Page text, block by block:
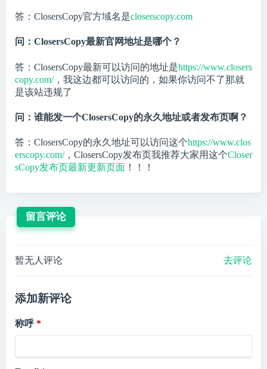
答：ClosersCopy官方域名是closerscopy.com
问：ClosersCopy最新官网地址是哪个？
答：ClosersCopy最新可以访问的地址是https://www.closers
copy.com/，我这边都可以访问的，如果你访问不了那就
是该站违规了
问：谁能发一个ClosersCopy的永久地址或者发布页啊？
答：ClosersCopy的永久地址可以访问这个https://www.clos
erscopy.com/，ClosersCopy发布页我推荐大家用这个Closer
sCopy发布页最新更新页面 ！！！
留言评论
暂无人评论 去评论
添加新评论
称呼